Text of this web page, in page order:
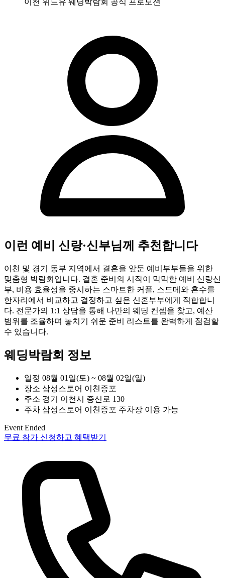
이런 예비 신랑·신부님께 추천합니다
이천 및 경기 동부 지역에서 결혼을 앞둔 예비부부들을 위한
맞춤형 박람회입니다. 결혼 준비의 시작이 막막한 예비 신랑신
부, 비용 효율성을 중시하는 스마트한 커플, 스드메와 혼수를
한자리에서 비교하고 결정하고 싶은 신혼부부에게 적합합니
다. 전문가의 1:1 상담을 통해 나만의 웨딩 컨셉을 찾고, 예산
범위를 조율하며 놓치기 쉬운 준비 리스트를 완벽하게 점검할
수 있습니다.
웨딩박람회 정보
일정 08월 01일(토) ~ 08월 02일(일)
장소 삼성스토어 이천증포
주소 경기 이천시 증신로 130
주차 삼성스토어 이천증포 주차장 이용 가능
Event Ended
무료 참가 신청하고 혜택받기